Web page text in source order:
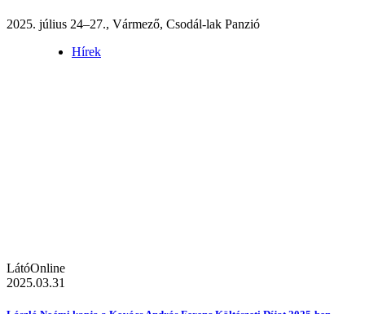
2025. július 24–27., Vármező, Csodál-lak Panzió
Hírek
LátóOnline
2025.03.31